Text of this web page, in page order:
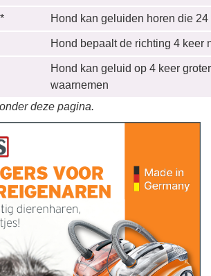
Hond kan geluiden horen die
Hond bepaalt de richting 4 keer
Hond kan geluid op 4 keer
waarnemen
deze pagina.